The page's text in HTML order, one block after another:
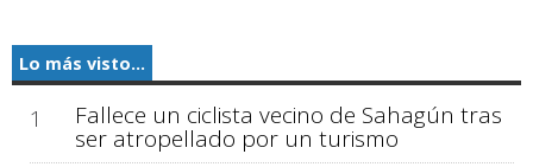
Lo más visto...
1 Fallece un ciclista vecino de Sahagún tras
ser atropellado por un turismo